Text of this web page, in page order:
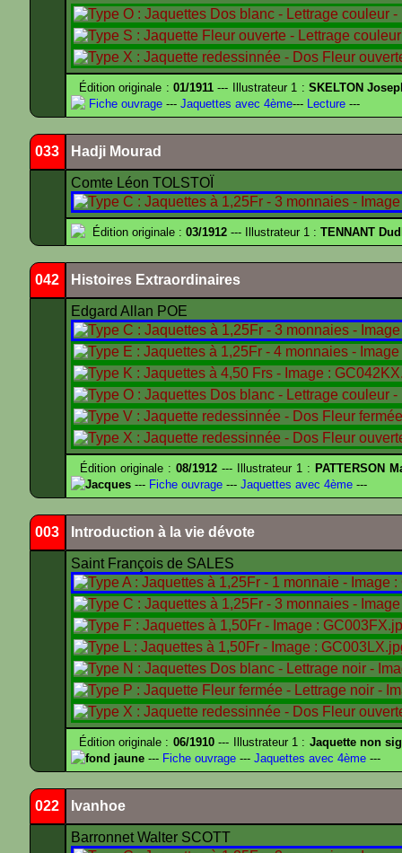
Édition originale : 01/1911 --- Illustrateur 1 : SKELTON
Fiche ouvrage --- Jaquettes avec 4ème--- Lecture ---
033 Hadji Mourad
Comte Léon TOLSTOÏ
Édition originale : 03/1912 --- Illustrateur 1 : TENNANT
042 Histoires Extraordinaires
Edgard Allan POE
Édition originale :08/1912 --- Illustrateur 1 : PATTERSON
Jacques --- Fiche ouvrage --- Jaquettes avec 4ème ---
003 Introduction à la vie dévote
Saint François de SALES
Édition originale : 06/1910--- Illustrateur 1 : Jaquette non
fond jaune --- Fiche ouvrage --- Jaquettes avec 4ème ---
022 Ivanhoe
Barronnet Walter SCOTT